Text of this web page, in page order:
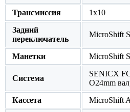
Трансмиссия
1x10
Задний
переключатель
MicroShift
Манетки MicroShift
Система
SENICX
O24mm
Кассета
MicroShift